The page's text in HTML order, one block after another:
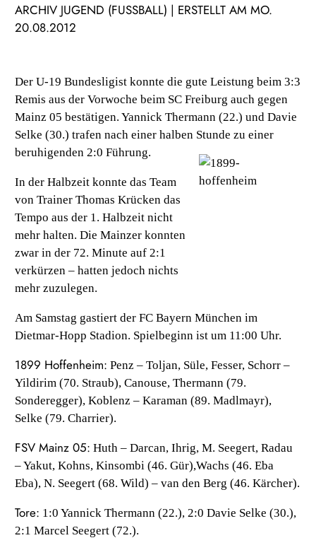
ARCHIV JUGEND (FUSSBALL) | ERSTELLT AM MO. 2
0.08.2012
Der U-19 Bundesligist konnte die gute Leistung beim 3:3
Remis aus der Vorwoche beim SC Freiburg auch gegen
Mainz 05 bestätigen. Yannick Thermann (22.) und Davie
Selke (30.) trafen nach einer halben Stunde zu einer
beruhigenden 2:0 Führung.
In der Halbzeit konnte das Team
von Trainer Thomas Krücken das
Tempo aus der 1. Halbzeit nicht
mehr halten. Die Mainzer konnten
zwar in der 72. Minute auf 2:1
verkürzen – hatten jedoch nichts
mehr zuzulegen.
Am Samstag gastiert der FC Bayern München im
Dietmar-Hopp Stadion. Spielbeginn ist um 11:00 Uhr.
1899 Hoffenheim: Penz – Toljan, Süle, Fesser, Schorr –
Yildirim (70. Straub), Canouse, Thermann (79.
Sonderegger), Koblenz – Karaman (89. Madlmayr),
Selke (79. Charrier).
FSV Mainz 05: Huth – Darcan, Ihrig, M. Seegert, Radau
– Yakut, Kohns, Kinsombi (46. Gür),Wachs (46. Eba
Eba), N. Seegert (68. Wild) – van den Berg (46. Kärcher).
Tore: 1:0 Yannick Thermann (22.), 2:0 Davie Selke (30.),
2:1 Marcel Seegert (72.).